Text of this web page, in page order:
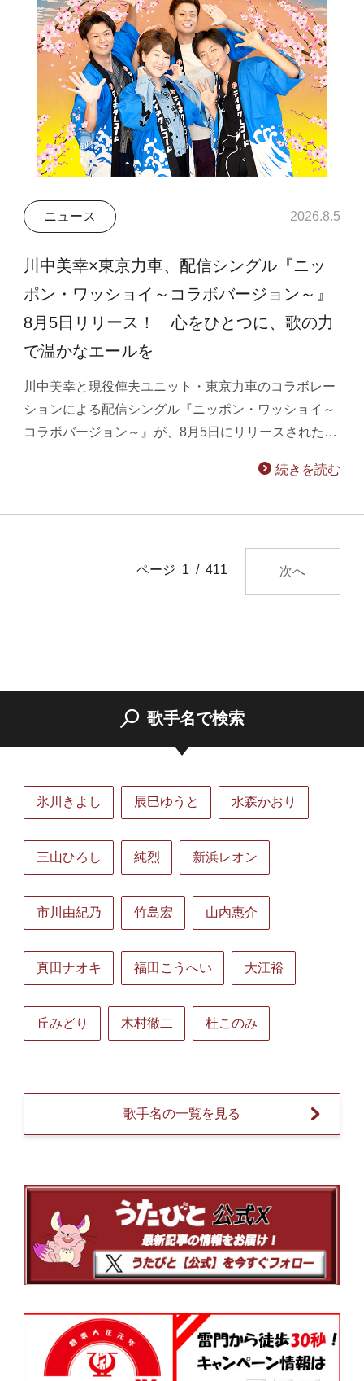
ニュース 2026.8.5
川中美幸×東京力車、配信シングル『ニッ
ポン・ワッショイ～コラボバージョン～』
8月5日リリース！ 心をひとつに、歌の力
で温かなエールを
川中美幸と現役俥夫ユニット・東京力車のコラボレー
ションによる配信シングル『ニッポン・ワッショイ～
コラボバージョン～』が、8月5日にリリースされた…
続きを読む
ページ 1 / 411 次へ
歌手名で検索
氷川きよし 辰巳ゆうと 水森かおり
三山ひろし 純烈 新浜レオン
市川由紀乃 竹島宏 山内惠介
真田ナオキ 福田こうへい 大江裕
丘みどり 木村徹二 杜このみ
歌手名の一覧を見る